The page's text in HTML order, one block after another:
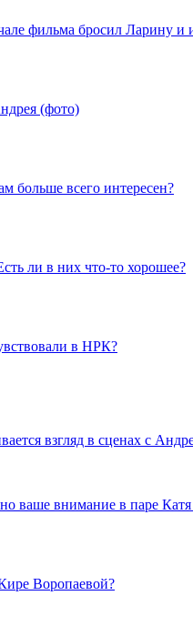
фильма бросил Ларину и
(фото)
больше всего интересен?
ли в них что-то хорошее?
в НРК?
взгляд в сценах с
ваше внимание в паре
Воропаевой?